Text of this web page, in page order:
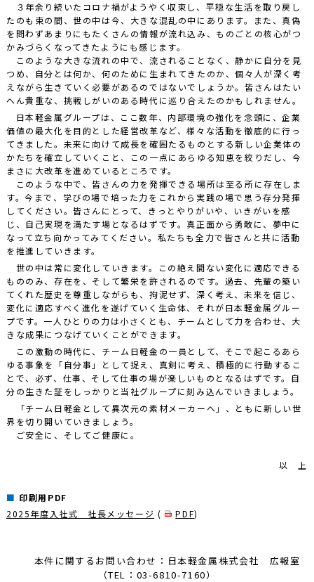
３年余り続いたコロナ禍がようやく収束し、平穏な生活を取り戻し
たのも束の間、世の中は今、大きな混乱の中にあります。また、真偽
を問わずあまりにもたくさんの情報が流れ込み、ものごとの核心がつ
かみづらくなってきたようにも感じます。
このような大きな流れの中で、流されることなく、静かに自分を見
つめ、自分とは何か、何のために生まれてきたのか、個々人が深く考
えながら生きていく必要があるのではないでしょうか。皆さんはたい
へん貴重な、挑戦しがいのある時代に巡り合えたのかもしれません。
日本軽金属グループは、ここ数年、内部環境の強化を念頭に、企業
価値の最大化を目的とした経営改革など、様々な活動を徹底的に行っ
てきました。未来に向けて成長を確固たるものとする新しい企業体の
かたちを確立していくこと、この一点にあらゆる知恵を絞りだし、今
まさに大改革を進めているところです。
このような中で、皆さんの力を発揮できる場所は至る所に存在しま
す。今まで、学びの場で培った力をこれから実践の場で思う存分発揮
してください。皆さんにとって、きっとやりがいや、いきがいを感
じ、自己実現を満たす場となるはずです。真正面から勇敢に、夢中に
なって立ち向かってみてください。私たちも全力で皆さんと共に活動
を推進していきます。
世の中は常に変化していきます。この絶え間ない変化に適応できる
もののみ、存在を、そして繁栄を許されるのです。過去、先輩の築い
てくれた歴史を尊重しながらも、拘泥せず、深く考え、未来を信じ、
変化に適応すべく進化を遂げていく生命体、それが日本軽金属グルー
プです。一人ひとりの力は小さくとも、チームとして力を合わせ、大
きな成果につなげていくことができます。
この激動の時代に、チーム日軽金の一員として、そこで起こるあら
ゆる事象を「自分事」として捉え、真剣に考え、積極的に行動するこ
とで、必ず、仕事、そして仕事の場が楽しいものとなるはずです。自
分の生きた証をしっかりと当社グループに刻み込んでいきましょう。
「チーム日軽金として異次元の素材メーカーへ」、ともに新しい世
界を切り開いていきましょう。
ご安全に、そしてご健康に。
以 上
印刷用PDF
2025年度入社式 社長メッセージ ( PDF)
本件に関するお問い合わせ：日本軽金属株式会社 広報室
（TEL：03-6810-7160）